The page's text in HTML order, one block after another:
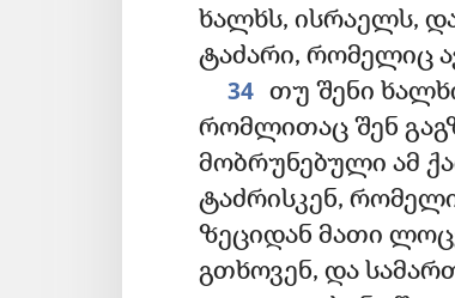
ხალხს, ისრაელს,
ტაძარი, რომელიც
34 თუ შენი
რომლითაც შენ
მობრუნებული ამ
ტაძრისკენ,
ზეციდან მათი
გთხოვენ, და